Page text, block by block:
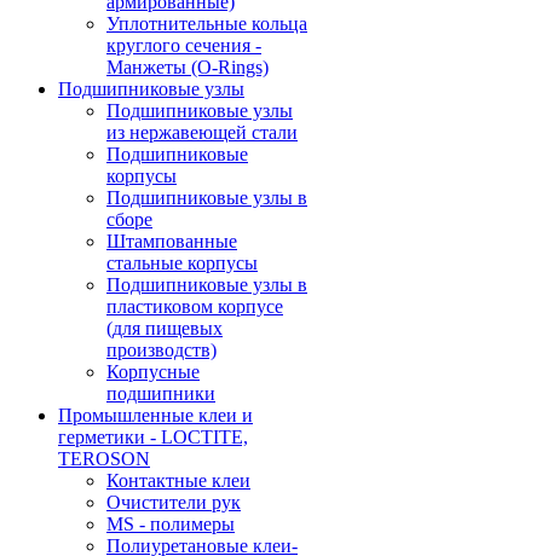
Уплотнительные кольца
круглого сечения -
Манжеты (O-Rings)
Подшипниковые узлы
Подшипниковые узлы
из нержавеющей стали
Подшипниковые
корпусы
Подшипниковые узлы в
сборе
Штампованные
стальные корпусы
Подшипниковые узлы в
пластиковом корпусе
(для пищевых
производств)
Корпусные
подшипники
Промышленные клеи и
герметики - LOCTITE,
TEROSON
Контактные клеи
Очистители рук
MS - полимеры
Полиуретановые клеи-